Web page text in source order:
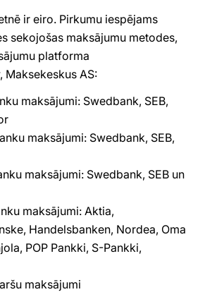
ir eiro. Pirkumu iespējams
sekojošas maksājumu metodes,
platforma
Maksekeskus AS:
maksājumi: Swedbank, SEB,
maksājumi: Swedbank, SEB,
maksājumi: Swedbank, SEB un
maksājumi: Aktia,
Handelsbanken, Nordea, Oma
POP Pankki, S-Pankki,
maksājumi